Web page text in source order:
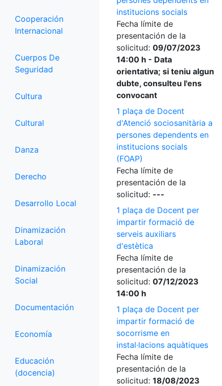
Cooperación
Internacional
Cuerpos De
Seguridad
Cultura
Cultural
Danza
Derecho
Desarrollo Local
Dinamización
Laboral
Dinamización
Social
Documentación
Economía
Educación
(docencia)
institucions socials
Fecha límite de
presentación de la
solicitud: 09/07/2023
14:00 h - Data
orientativa; si teniu algun
dubte, consulteu l'ens
convocant
1 plaça de Docent
d'Atenció sociosanitària a
persones dependents en
institucions socials
(FOAP)
Fecha límite de
presentación de la
solicitud: ---
1 plaça de Docent per
impartir formació de
serveis auxiliars
d'estètica
Fecha límite de
presentación de la
solicitud: 07/12/2023
14:00 h
1 plaça de Docent per
impartir formació de
socorrisme en
instal·lacions aquàtiques
Fecha límite de
presentación de la
solicitud: 18/08/2023